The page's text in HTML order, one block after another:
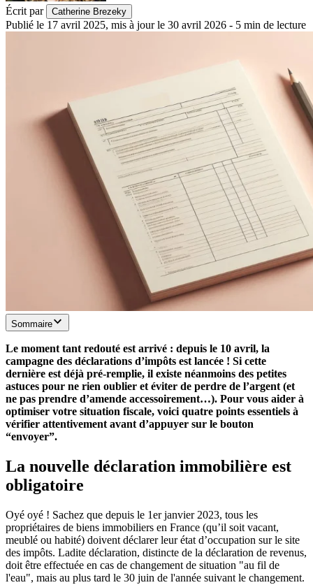
Écrit par Catherine Brezeky
Publié le 17 avril 2025, mis à jour le 30 avril 2026 - 5 min de lecture
Sommaire
Le moment tant redouté est arrivé : depuis le 10 avril, la
campagne des déclarations d’impôts est lancée ! Si cette
dernière est déjà pré-remplie, il existe néanmoins des petites
astuces pour ne rien oublier et éviter de perdre de l’argent (et
ne pas prendre d’amende accessoirement…). Pour vous aider à
optimiser votre situation fiscale, voici quatre points essentiels à
vérifier attentivement avant d’appuyer sur le bouton
“envoyer”.
La nouvelle déclaration immobilière est
obligatoire
Oyé oyé ! Sachez que depuis le 1er janvier 2023, tous les
propriétaires de biens immobiliers en France (qu’il soit vacant,
meublé ou habité) doivent déclarer leur état d’occupation sur le site
des impôts. Ladite déclaration, distincte de la déclaration de revenus,
doit être effectuée en cas de changement de situation "au fil de
l'eau", mais au plus tard le 30 juin de l'année suivant le changement.